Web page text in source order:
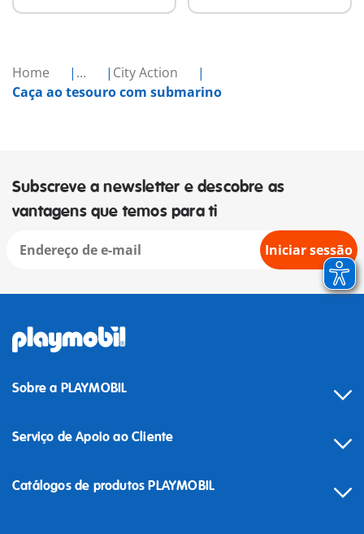
Home ...
City Action
Caça ao tesouro com submarino
Subscreve a newsletter e descobre as
vantagens que temos para ti
Iniciar sessão
Sobre a PLAYMOBIL
Serviço de Apoio ao Cliente
Catálogos de produtos PLAYMOBIL